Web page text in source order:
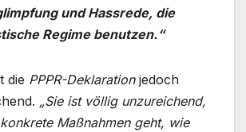
und Hassrede, die
Regime benutzen.“
die PPPR-Deklarationjedoch
„Sie ist völlig unzureichend,
Maßnahmen geht, wie